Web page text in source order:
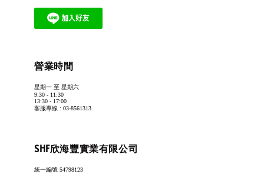
營業時間
星期一 至 星期六
9:30 - 11:30
13:30 - 17:00
客服專線 : 03-8561313
SHF欣海豐實業有限公司
統一編號 54798123